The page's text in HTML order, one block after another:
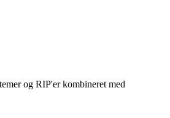
og RIP'er kombineret med